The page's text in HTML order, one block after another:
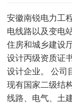
安徽南锐电力工
电线路以及变电
住房和城乡建设
设计丙级资质证
设计企业。 公司
现有国家二级结
线路、电气、土